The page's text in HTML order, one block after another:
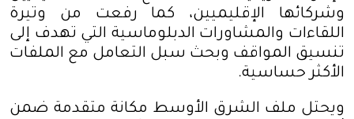
وشركائها الإقليميين، كما رفعت من وتيرة
اللقاءات والمشاورات الدبلوماسية التي تهدف إلى
تنسيق المواقف وبحث سبل التعامل مع الملفات
الأكثر حساسية.
ويحتل ملف الشرق الأوسط مكانة متقدمة ضمن